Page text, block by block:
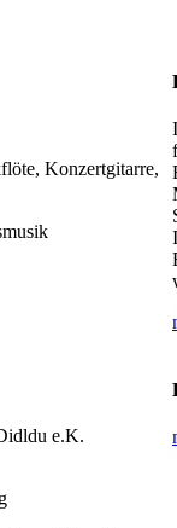
Konzertgitarre,
e.K.